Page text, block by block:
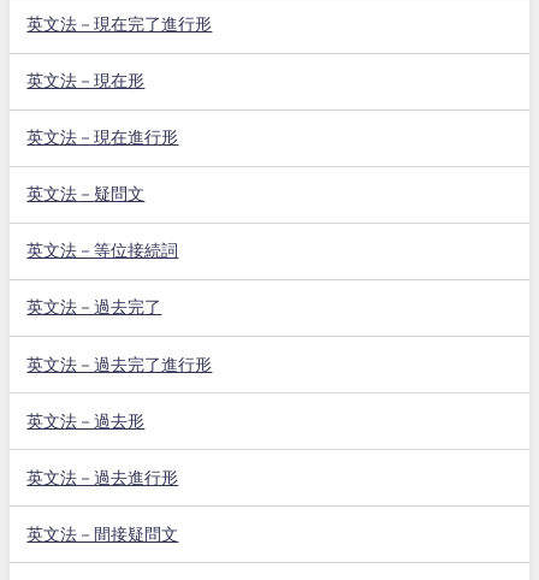
英文法－現在完了進行形
英文法－現在形
英文法－現在進行形
英文法－疑問文
英文法－等位接続詞
英文法－過去完了
英文法－過去完了進行形
英文法－過去形
英文法－過去進行形
英文法－間接疑問文